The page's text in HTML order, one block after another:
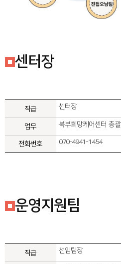
사이트도우미
센터장
센터장
북부희망케어센터 총괄
070-4941-1454
운영지원팀
선임팀장